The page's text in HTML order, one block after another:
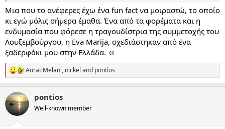
Μια που το ανέφερες έχω ένα fun fact να μοιραστώ, το οποίο
κι εγώ μόλις σήμερα έμαθα. Ένα από τα φορέματα και η
ενδυμασία που φόρεσε η τραγουδίστρια της συμμετοχής του
Λουξεμβούργου, η Eva Marija, σχεδιάστηκαν από ένα
ξαδερφάκι μου στην Ελλάδα. ☺
R
e
c
t
i
AoratiMelani, nickel and pontios
pontios
Well-known member